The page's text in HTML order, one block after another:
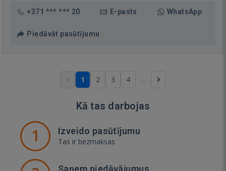
+371 *** *** 20 E-pasts WhatsApp
Piedāvāt pasūtījumu
1 2 3 4 ...
Kā tas darbojas
1 Izveido pasūtījumu
Tas ir bezmaksas
Saņem piedāvājumus